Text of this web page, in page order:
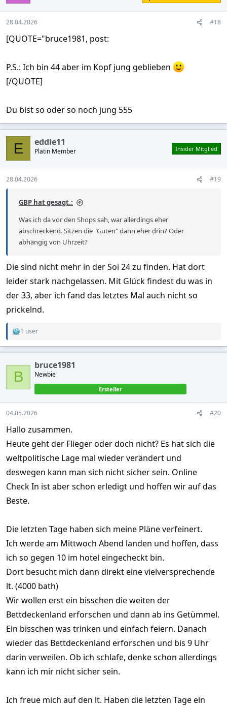
28.04.2026 #18
[QUOTE="bruce1981, post:
P.S.: Ich bin 44 aber im Kopf jung geblieben
[/QUOTE]
Du bist so oder so noch jung 555
E eddie11
Platin Member Insider Mitglied
28.04.2026 #19
GBP hat gesagt.:
Was ich da vor den Shops sah, war allerdings eher
abschreckend. Sitzen die "Guten" dann eher drin? Oder
abhängig von Uhrzeit?
Die sind nicht mehr in der Soi 24 zu finden. Hat dort
leider stark nachgelassen. Mit Glück findest du was in
der 33, aber ich fand das letztes Mal auch nicht so
prickelnd.
R
a
t
o
n
1 user
B
bruce1981
Newbie
Ersteller
04.05.2026 #20
Hallo zusammen.
Heute geht der Flieger oder doch nicht? Es hat sich die
weltpolitische Lage mal wieder verändert und
deswegen kann man sich nicht sicher sein. Online
Check In ist aber schon erledigt und hoffen wir auf das
Beste.
Die letzten Tage haben sich meine Pläne verfeinert.
Ich werde am Mittwoch Abend landen und hoffen, dass
ich so gegen 10 im hotel eingecheckt bin.
Dort besucht mich dann direkt eine vielversprechende
lt. (4000 bath)
Wir wollen erst ein bisschen die weiten der
Bettdeckenland erforschen und dann ab ins Getümmel.
Ein bisschen was trinken und einfach feiern. Danach
wieder das Bettdeckenland erforschen und bis 9 Uhr
darin verweilen. Ob ich schlafe, denke schon allerdings
kann ich mir nicht sicher sein.
Ich freue mich auf den lt. Haben die letzten Tage ein